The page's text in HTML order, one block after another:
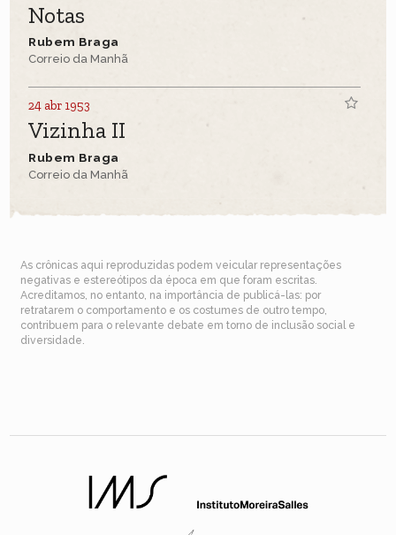
Notas
Rubem Braga
Correio da Manhã
24 abr 1953
Vizinha II
Rubem Braga
Correio da Manhã
As crônicas aqui reproduzidas podem veicular representações
negativas e estereótipos da época em que foram escritas.
Acreditamos, no entanto, na importância de publicá-las: por
retratarem o comportamento e os costumes de outro tempo,
contribuem para o relevante debate em torno de inclusão social e
diversidade.